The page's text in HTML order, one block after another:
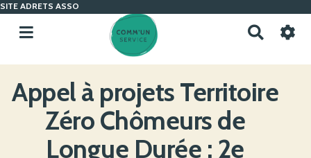
SITE ADRETS ASSO
c
e
Appel à projets Territoire
Zéro Chômeurs de
Longue Durée : 2e